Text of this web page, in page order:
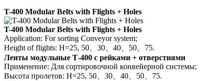
T-400 Modular Belts with Flights + Holes
T-400 Modular Belts with Flights + Holes
Application: For sorting Conveyor system;
Height of flights: H=25, 50、30、40、50、75.
Ленты модульные Т-400 с рейками + отверстиями
Применение: Для сортировочной конвейерной системы;
Высота пролетов: H=25, 50、30、40、50、75.